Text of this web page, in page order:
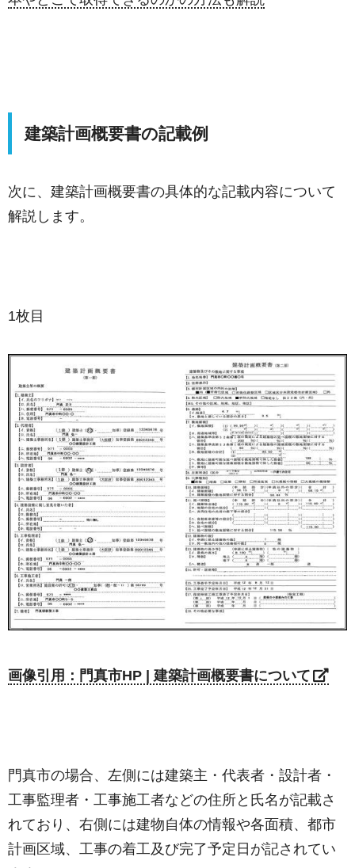
建築計画概要書の記載例
次に、建築計画概要書の具体的な記載内容について
解説します。
1枚目
画像引用：門真市HP | 建築計画概要書について
門真市の場合、左側には建築主・代表者・設計者・
工事監理者・工事施工者などの住所と氏名が記載さ
れており、右側には建物自体の情報や各面積、都市
計画区域、工事の着工及び完了予定日が記されてい